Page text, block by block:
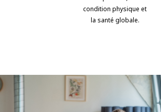
condition physique et
la santé globale.